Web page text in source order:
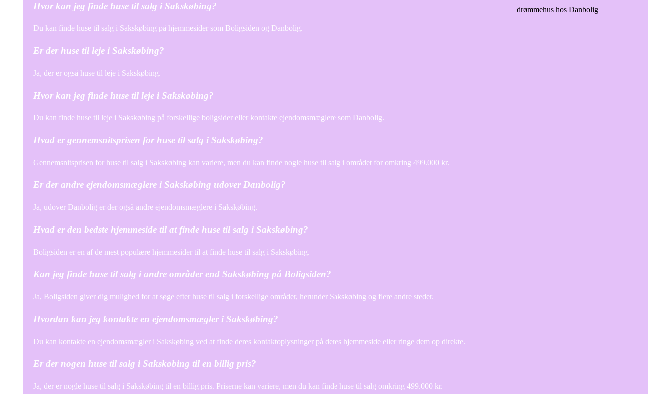
Hvor kan jeg finde huse til salg i Sakskøbing?
Du kan finde huse til salg i Sakskøbing på hjemmesider som Boligsiden og Danbolig.
Er der huse til leje i Sakskøbing?
Ja, der er også huse til leje i Sakskøbing.
Hvor kan jeg finde huse til leje i Sakskøbing?
Du kan finde huse til leje i Sakskøbing på forskellige boligsider eller kontakte ejendomsmæglere som Danbolig.
Hvad er gennemsnitsprisen for huse til salg i Sakskøbing?
Gennemsnitsprisen for huse til salg i Sakskøbing kan variere, men du kan finde nogle huse til salg i området for omkring 499.000 kr.
Er der andre ejendomsmæglere i Sakskøbing udover Danbolig?
Ja, udover Danbolig er der også andre ejendomsmæglere i Sakskøbing.
Hvad er den bedste hjemmeside til at finde huse til salg i Sakskøbing?
Boligsiden er en af de mest populære hjemmesider til at finde huse til salg i Sakskøbing.
Kan jeg finde huse til salg i andre områder end Sakskøbing på Boligsiden?
Ja, Boligsiden giver dig mulighed for at søge efter huse til salg i forskellige områder, herunder Sakskøbing og flere andre steder.
Hvordan kan jeg kontakte en ejendomsmægler i Sakskøbing?
Du kan kontakte en ejendomsmægler i Sakskøbing ved at finde deres kontaktoplysninger på deres hjemmeside eller ringe dem op direkte.
Er der nogen huse til salg i Sakskøbing til en billig pris?
Ja, der er nogle huse til salg i Sakskøbing til en billig pris. Priserne kan variere, men du kan finde huse til salg omkring 499.000 kr.
drømmehus hos Danbolig